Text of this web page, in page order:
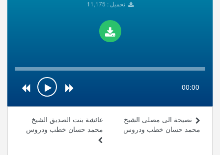
تحميل : 11,175
00:00
عائشة بنت الصديق الشيخ
محمد حسان خطب ودروس
نصيحة الى مصلى الشيخ
محمد حسان خطب ودروس